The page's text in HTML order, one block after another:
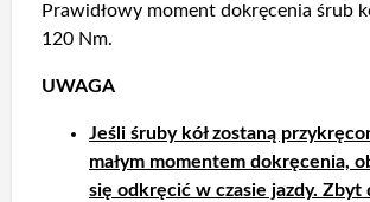
Prawidłowy moment dokręcenia śrub
120 Nm.
UWAGA
Jeśli śruby kół zostaną
małym momentem dokręcenia,
się odkręcić w czasie jazdy. Zbyt